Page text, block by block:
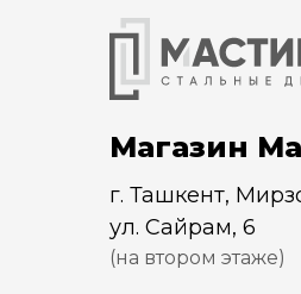
Магазин
г. Ташкент,
ул. Сайрам, 6
(на втором этаже)